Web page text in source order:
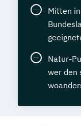
Mitten
Natur-
wer den